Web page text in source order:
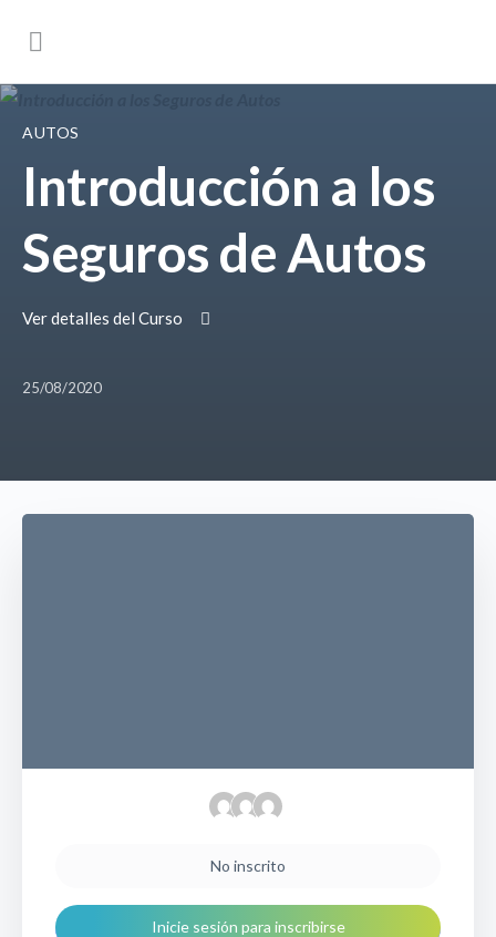
AUTOS
Introducción a los
Seguros de Autos
Ver detalles del Curso
25/08/2020
No inscrito
Inicie sesión para inscribirse